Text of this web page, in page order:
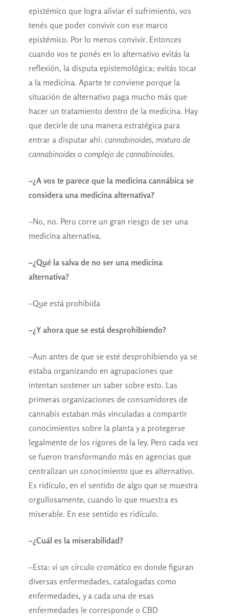
epistémico que logra aliviar el sufrimiento, vos
tenés que poder convivir con ese marco
epistémico. Por lo menos convivir. Entonces
cuando vos te ponés en lo alternativo evitás la
reflexión, la disputa epistemológica; evitás tocar
a la medicina. Aparte te conviene porque la
situación de alternativo paga mucho más que
hacer un tratamiento dentro de la medicina. Hay
que decirle de una manera estratégica para
entrar a disputar ahí: cannabinoides, mixtura de
cannabinoideso complejo de cannabinoides.
–¿A vos te parece que la medicina cannábica se
considera una medicina alternativa?
–No, no. Pero corre un gran riesgo de ser una
medicina alternativa.
–¿Qué la salva de no ser una medicina
alternativa?
–Que está prohibida
–¿Y ahora que se está desprohibiendo?
–Aun antes de que se esté desprohibiendo ya se
estaba organizando en agrupaciones que
intentan sostener un saber sobre esto. Las
primeras organizaciones de consumidores de
cannabis estaban más vinculadas a compartir
conocimientos sobre la planta y a protegerse
legalmente de los rigores de la ley. Pero cada vez
se fueron transformando más en agencias que
centralizan un conocimiento que es alternativo.
Es ridículo, en el sentido de algo que se muestra
orgullosamente, cuando lo que muestra es
miserable. En ese sentido es ridículo.
–¿Cuál es la miserabilidad?
–Esta: vi un círculo cromático en donde figuran
diversas enfermedades, catalogadas como
enfermedades, y a cada una de esas
enfermedades le corresponde o CBD